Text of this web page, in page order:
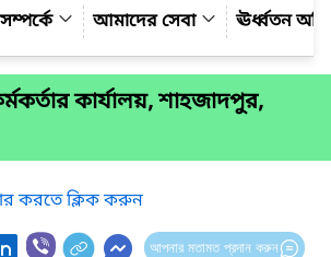
আমাদের সেবা ঊর্ধ্বতন
কার্যালয়, শাহজাদপুর,
করতে ক্লিক করুন
আপনার মতামত প্রদান করুন